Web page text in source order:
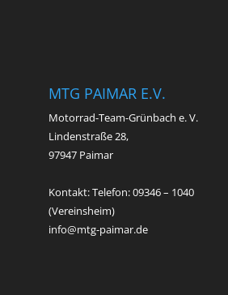
MTG PAIMAR E.V.
Motorrad-Team-Grünbach e. V.
Lindenstraße 28,
97947 Paimar
Kontakt: Telefon: 09346 – 1040
(Vereinsheim)
info@mtg-paimar.de